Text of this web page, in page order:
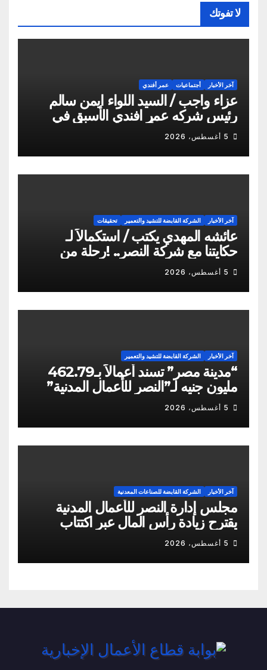
لا تفوتك
آخر الأخبار أجتماعيات عمر أفندي
عزاء واجب / السيد اللواء ايمن سالم
رئيس شركه عمر افندي الأسبق في
وفاه المغفور له أخو سيادته م أيمن
سالم
5 أغسطس، 2026
آخر الأخبار الشركة القابضة للتشيد والتعمير تحقيقات
عائشه المهدي يكتب / استكمالاً لـ
حكايتنا مع شركة النصر.. !رحلة من
الشكاوى ومزيد من التعنت المستمر.. و
لجوء للقابضة إلى صدمة الكواليس!
5 أغسطس، 2026
آخر الأخبار الشركة القابضة للتشيد والتعمير
“مدينة مصر” تسند أعمالاً بـ462.79
مليون جنيه لـ”النصر للأعمال المدنية”
5 أغسطس، 2026
آخر الأخبار الشركة القابضة للصناعات المعدنية
مجلس إدارة النصر للأعمال المدنية
يقترح زيادة رأس المال عبر اكتتاب
نقدي
5 أغسطس، 2026